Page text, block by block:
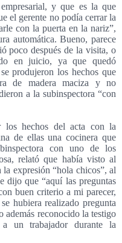
y que es la que
el gerente no podía cerrar la
con la puerta en la nariz”,
automática. Bueno, parece
poco después de la visita, o
en juicio, ya que quedó
produjeron los hechos que
de madera maciza y no
a la subinspectora “con
los hechos del acta con la
de ellas una cocinera que
con uno de los
relató que había visto al
la expresión “hola chicos”, al
dijo que “aquí las preguntas
buen criterio a mi parecer,
hubiera realizado pregunta
además reconocido la testigo
un trabajador durante la